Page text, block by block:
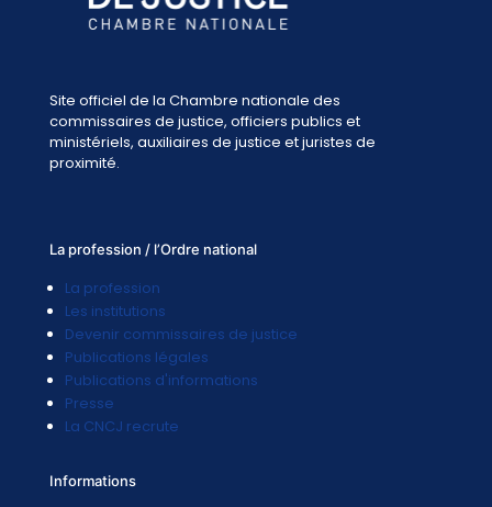
Site officiel de la Chambre nationale des
commissaires de justice, officiers publics et
ministériels, auxiliaires de justice et juristes de
proximité.
La profession / l’Ordre national
La profession
Les institutions
Devenir commissaires de justice
Publications légales
Publications d'informations
Presse
La CNCJ recrute
Informations